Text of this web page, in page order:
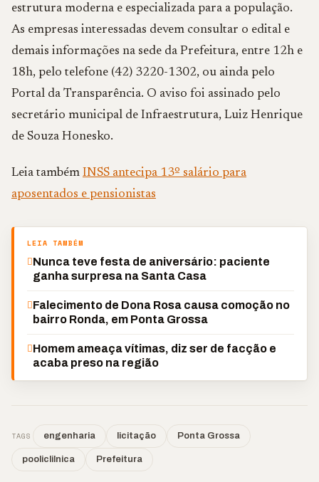
estrutura moderna e especializada para a população.
As empresas interessadas devem consultar o edital e
demais informações na sede da Prefeitura, entre 12h e
18h, pelo telefone (42) 3220-1302, ou ainda pelo
Portal da Transparência. O aviso foi assinado pelo
secretário municipal de Infraestrutura, Luiz Henrique
de Souza Honesko.
Leia também INSS antecipa 13º salário para
aposentados e pensionistas
LEIA TAMBÉM
Nunca teve festa de aniversário: paciente
ganha surpresa na Santa Casa
Falecimento de Dona Rosa causa comoção no
bairro Ronda, em Ponta Grossa
Homem ameaça vítimas, diz ser de facção e
acaba preso na região
TAGS engenharia licitação Ponta Grossa
pooliclilnica Prefeitura